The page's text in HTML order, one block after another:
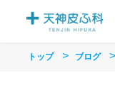
トップ ブログ